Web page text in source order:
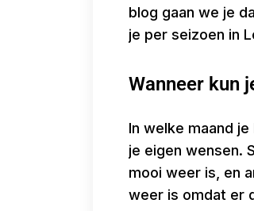
blog gaan we je
je per seizoen in
Wanneer kun
In welke maand
je eigen wensen.
mooi weer is, en
weer is omdat er